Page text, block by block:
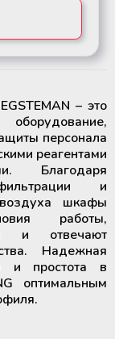
– это
персонала
реагентами
Благодаря
и
шкафы
работы,
и отвечают
Надежная
и простота в
оптимальным